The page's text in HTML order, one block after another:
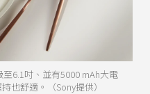
6.1吋、並有5000 mAh大電
也舒適。（Sony提供）